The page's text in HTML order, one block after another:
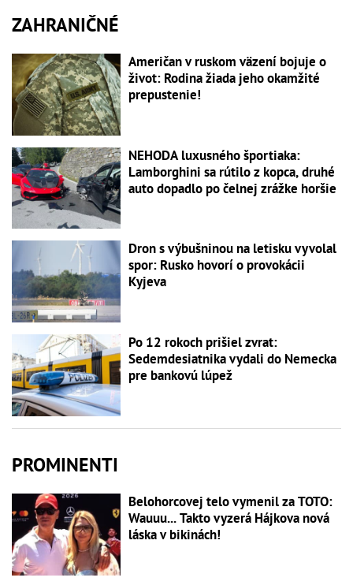
ZAHRANIČNÉ
Američan v ruskom väzení bojuje o
život: Rodina žiada jeho okamžité
prepustenie!
NEHODA luxusného športiaka:
Lamborghini sa rútilo z kopca, druhé
auto dopadlo po čelnej zrážke horšie
Dron s výbušninou na letisku vyvolal
spor: Rusko hovorí o provokácii
Kyjeva
Po 12 rokoch prišiel zvrat:
Sedemdesiatnika vydali do Nemecka
pre bankovú lúpež
PROMINENTI
Belohorcovej telo vymenil za TOTO:
Wauuu... Takto vyzerá Hájkova nová
láska v bikinách!